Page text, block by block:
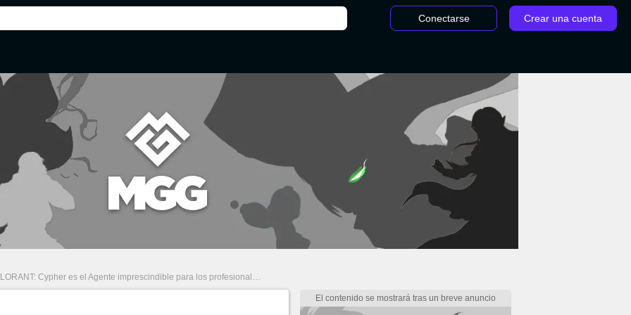
Conectarse Crear una cuenta
Cypher es el Agente imprescindible para los profesionales y estos son los motivos